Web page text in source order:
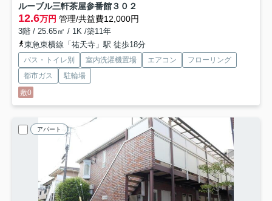
ルーブル三軒茶屋参番館３０２
12.6万円 管理/共益費12,000円
3階 / 25.65㎡ / 1K /築11年
東急東横線「祐天寺」駅 徒歩18分
バス・トイレ別 室内洗濯機置場 エアコン
フローリング
都市ガス
駐輪場
敷0
アパート